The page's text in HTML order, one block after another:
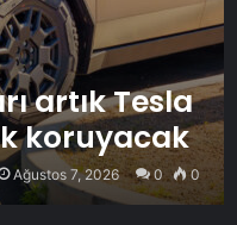
artık Tesla
koruyacak
Ağustos 7, 2026 0 0